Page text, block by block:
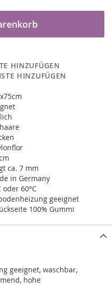
HINZUFÜGEN
HINZUFÜGEN
ca. 7 mm
in Germany
60°C
geeignet
100% Gummi
geeignet, waschbar,
hohe